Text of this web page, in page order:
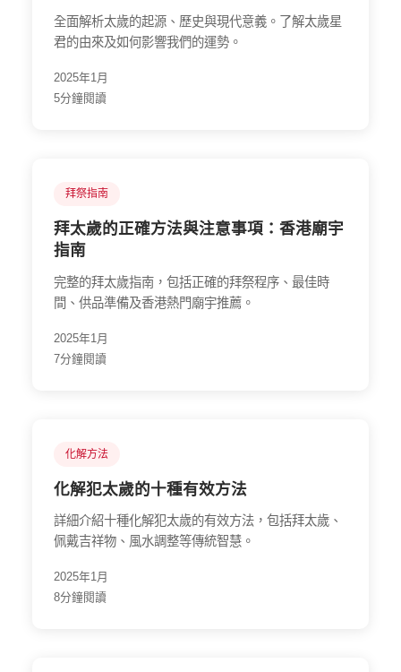
全面解析太歲的起源、歷史與現代意義。了解太歲星
君的由來及如何影響我們的運勢。
2025年1月
5分鐘閱讀
拜祭指南
拜太歲的正確方法與注意事項：香港廟宇
指南
完整的拜太歲指南，包括正確的拜祭程序、最佳時
間、供品準備及香港熱門廟宇推薦。
2025年1月
7分鐘閱讀
化解方法
化解犯太歲的十種有效方法
詳細介紹十種化解犯太歲的有效方法，包括拜太歲、
佩戴吉祥物、風水調整等傳統智慧。
2025年1月
8分鐘閱讀